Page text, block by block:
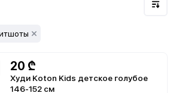
20 ₾
Худи Koton Kids детское голубое
146-152 см